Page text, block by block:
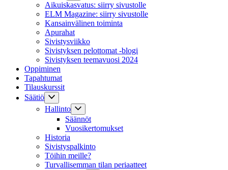
Aikuiskasvatus: siirry sivustolle
ELM Magazine: siirry sivustolle
Kansainvälinen toiminta
Apurahat
Sivistysviikko
Sivistyksen pelottomat -blogi
Sivistyksen teemavuosi 2024
Oppiminen
Tapahtumat
Tilauskurssit
Säätiö
Hallinto
Säännöt
Vuosikertomukset
Historia
Sivistyspalkinto
Töihin meille?
Turvallisemman tilan periaatteet